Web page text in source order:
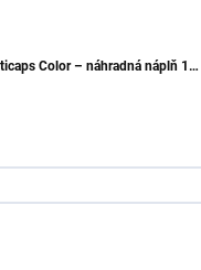
SIDOLUX Multicaps Color – náhradná náplň 10ks